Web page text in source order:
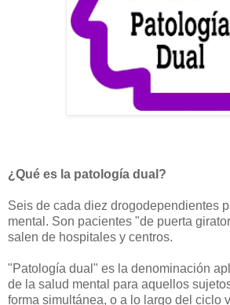
¿Qué es la patología dual?
Seis de cada diez drogodependientes
mental. Son pacientes "de puerta
salen de hospitales y centros.
"Patología dual" es la denominación
de la salud mental para aquellos
forma simultánea, o a lo largo del ciclo